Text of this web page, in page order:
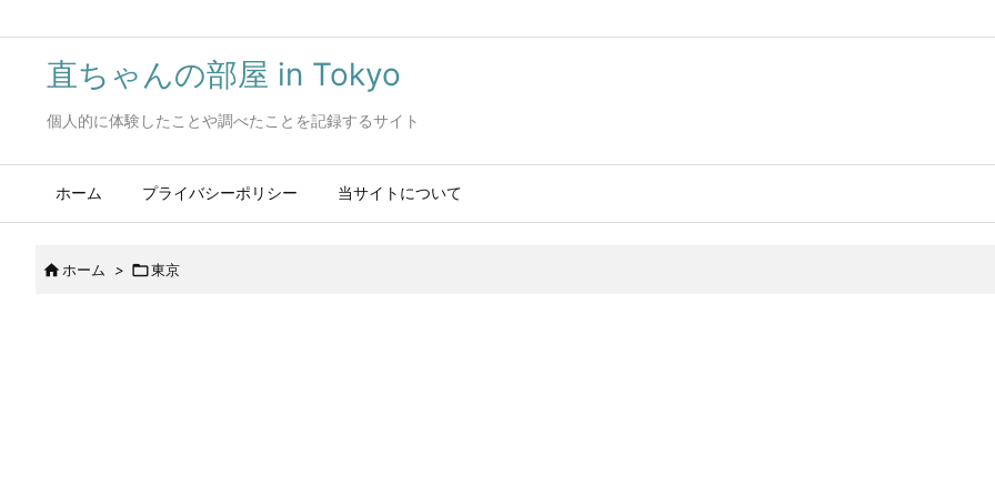
直ちゃんの部屋 in Tokyo
個人的に体験したことや調べたことを記録するサイト
ホーム プライバシーポリシー 当サイトについて
 ホーム > 東京